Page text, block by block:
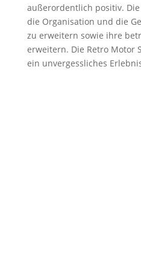
außerordentlich positiv.
die Organisation und die
zu erweitern sowie ihre
erweitern. Die Retro Motor
ein unvergessliches